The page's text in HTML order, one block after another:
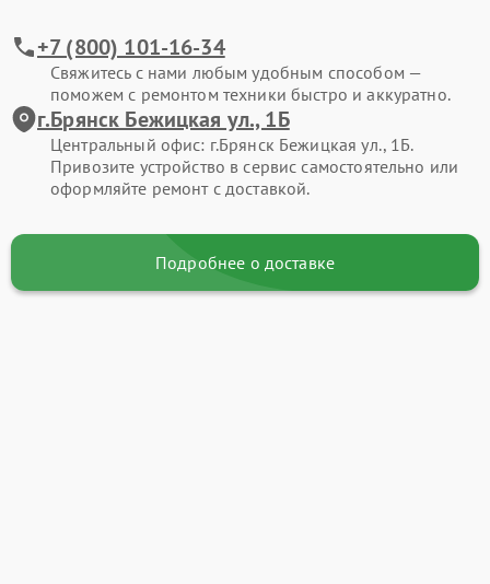
+7 (800) 101-16-34
Свяжитесь с нами любым удобным способом —
поможем с ремонтом техники быстро и аккуратно.
г.Брянск Бежицкая ул., 1Б
Центральный офис: г.Брянск Бежицкая ул., 1Б.
Привозите устройство в сервис самостоятельно или
оформляйте ремонт с доставкой.
Подробнее о доставке